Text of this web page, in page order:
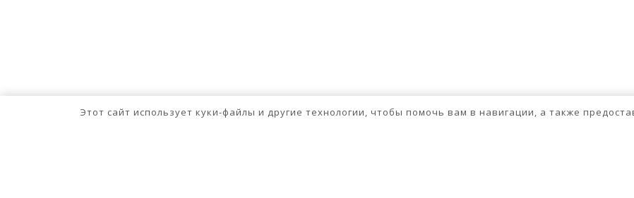
Этот сайт использует куки-файлы и другие технологии, чтобы помочь вам в навигации, а также